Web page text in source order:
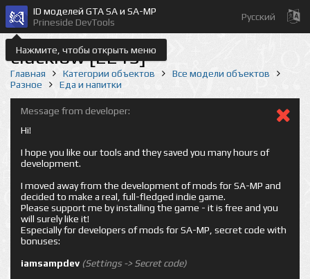
Нажмите, чтобы открыть меню
ID моделей GTA SA и SA-MP
Prineside DevTools
Русский
clucklow [2215]
Главная Категории объектов
Все модели объектов
Разное
Еда и напитки
Message from developer:
Hi!
I hope you like our tools and they saved you many hours of
development.
I moved away from the development of mods for SA-MP and
decided to make a real, full-fledged indie game.
Please support me by installing the game - it is free and you
will surely like it!
Especially for developers of mods for SA-MP, secret code with
bonuses:
iamsampdev (Settings -> Secret code)